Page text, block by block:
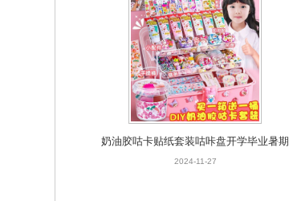
奶油胶咕卡贴纸套装咕咔盘开学毕业暑期
贴画手账礼盒火漆全套礼包
2024-11-27